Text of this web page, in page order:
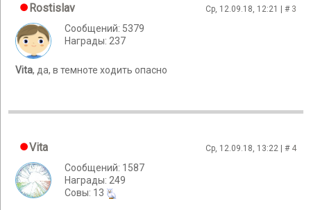
Rostislav Ср, 12.09.18, 12:21 | # 3
Сообщений: 5379
Награды: 237
Vita, да, в темноте ходить опасно
Vita Ср, 12.09.18, 13:22 | # 4
Сообщений: 1587
Награды: 249
Cовы: 13